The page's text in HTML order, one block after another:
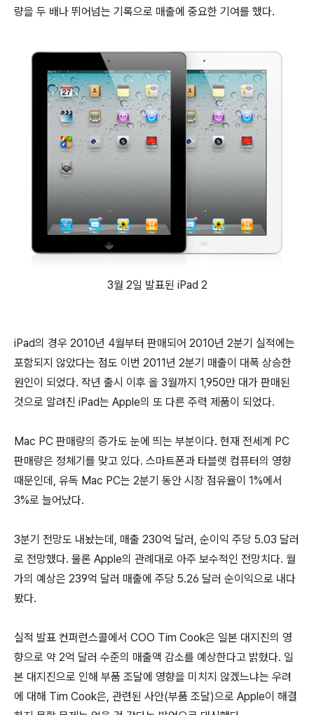
량을 두 배나 뛰어넘는 기록으로 매출에 중요한 기여를 했다.
3월 2일 발표된 iPad 2
iPad의 경우 2010년 4월부터 판매되어 2010년 2분기 실적에는
포함되지 않았다는 점도 이번 2011년 2분기 매출이 대폭 상승한
원인이 되었다. 작년 출시 이후 올 3월까지 1,950만 대가 판매된
것으로 알려진 iPad는 Apple의 또 다른 주력 제품이 되었다.
Mac PC 판매량의 증가도 눈에 띄는 부분이다. 현재 전세계 PC
판매량은 정체기를 맞고 있다. 스마트폰과 타블렛 컴퓨터의 영향
때문인데, 유독 Mac PC는 2분기 동안 시장 점유율이 1%에서
3%로 늘어났다.
3분기 전망도 내놨는데, 매출 230억 달러, 순이익 주당 5.03 달러
로 전망했다. 물론 Apple의 관례대로 아주 보수적인 전망치다. 월
가의 예상은 239억 달러 매출에 주당 5.26 달러 순이익으로 내다
봤다.
실적 발표 컨퍼런스콜에서 COO Tim Cook은 일본 대지진의 영
향으로 약 2억 달러 수준의 매출액 감소를 예상한다고 밝혔다. 일
본 대지진으로 인해 부품 조달에 영향을 미치지 않겠느냐는 우려
에 대해 Tim Cook은, 관련된 사안(부품 조달)으로 Apple이 해결